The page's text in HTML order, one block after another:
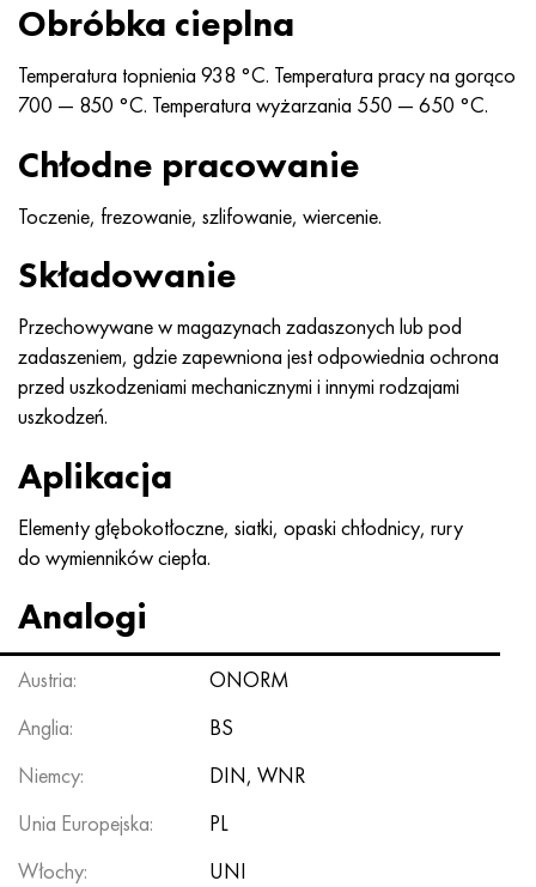
Obróbka cieplna
Temperatura topnienia 938 °C. Temperatura pracy na gorąco
700 — 850 °C. Temperatura wyżarzania 550 — 650 °C.
Chłodne pracowanie
Toczenie, frezowanie, szlifowanie, wiercenie.
Składowanie
Przechowywane w magazynach zadaszonych lub pod
zadaszeniem, gdzie zapewniona jest odpowiednia ochrona
przed uszkodzeniami mechanicznymi i innymi rodzajami
uszkodzeń.
Aplikacja
Elementy głębokotłoczne, siatki, opaski chłodnicy, rury
do wymienników ciepła.
Analogi
Austria:
ONORM
Anglia:
BS
Niemcy:
DIN, WNR
Unia Europejska:
PL
Włochy:
UNI